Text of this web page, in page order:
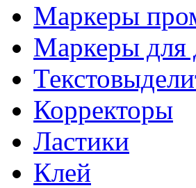
Маркеры
Маркеры для
Корректоры
Ластики
Клей